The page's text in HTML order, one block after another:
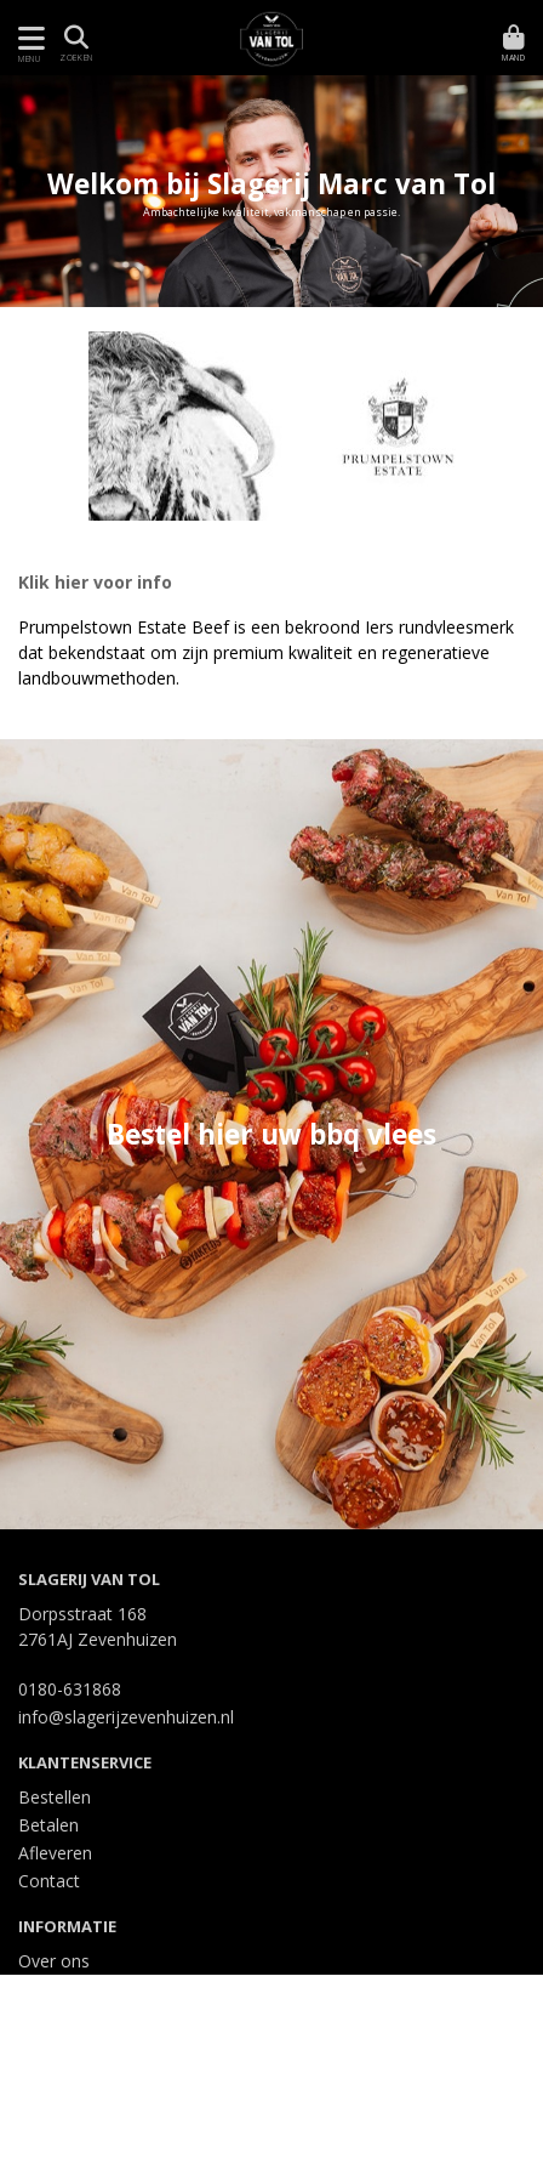
MENU ZOEKEN MAND
Welkom bij Slagerij Marc van Tol
Ambachtelijke kwaliteit, vakmanschap en passie.
Klik hier voor info
Prumpelstown Estate Beef is een bekroond Iers rundvleesmerk
dat bekendstaat om zijn premium kwaliteit en regeneratieve
landbouwmethoden.
Bestel hier uw bbq vlees
SLAGERIJ VAN TOL
Dorpsstraat 168
2761AJ Zevenhuizen
0180-631868
info@slagerijzevenhuizen.nl
KLANTENSERVICE
Bestellen
Betalen
Afleveren
Contact
INFORMATIE
Over ons